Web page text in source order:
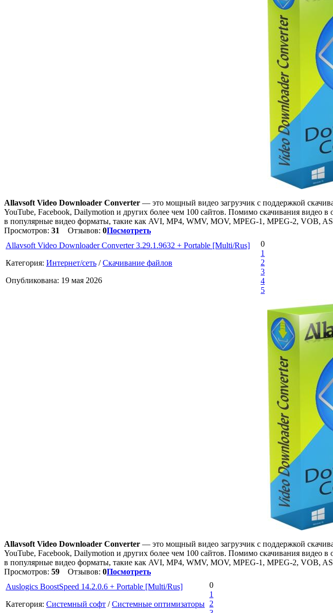
Allavsoft Video Downloader Converter — это мощный видео загрузчик с поддержкой
YouTube, Facebook, Dailymotion и других более чем 100 сайтов. Помимо скачивания видео
в популярные видео форматы, такие как AVI, MP4, WMV, MOV, MPEG-1, MPEG-2, VOB,
Просмотров: 31 Отзывов: 0Посмотреть
Allavsoft Video Downloader Converter 3.29.1.9632 + Portable [Multi/Rus]
Категория: Интернет/сеть /Скачивание файлов
Опубликована: 19 мая 2026
0
1
2
3
4
5
Allavsoft Video Downloader Converter — это мощный видео загрузчик с поддержкой
YouTube, Facebook, Dailymotion и других более чем 100 сайтов. Помимо скачивания видео
в популярные видео форматы, такие как AVI, MP4, WMV, MOV, MPEG-1, MPEG-2, VOB,
Просмотров: 59 Отзывов: 0Посмотреть
Auslogics BoostSpeed 14.2.0.6 + Portable [Multi/Rus]
Категория: Системный софт /Системные оптимизаторы
0
1
2